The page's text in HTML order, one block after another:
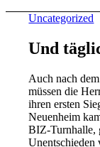
Uncategorized
Und
Auch nach
müssen die
ihren ersten
Neuenheim
BIZ-Turnhalle,
Unentschieden